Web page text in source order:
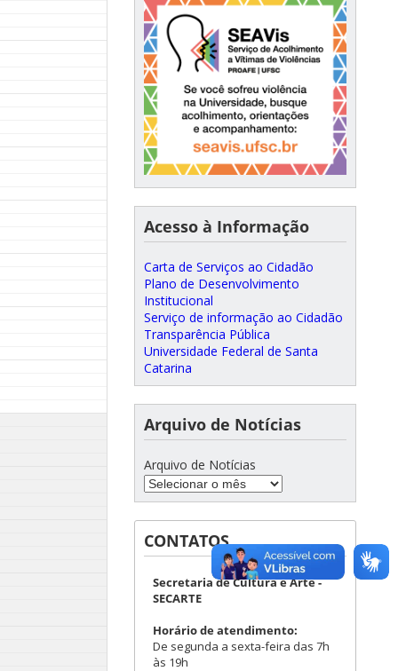
Acesso à Informação
Carta de Serviços ao Cidadão
Plano de Desenvolvimento
Institucional
Serviço de informação ao Cidadão
Transparência Pública
Universidade Federal de Santa
Catarina
Arquivo de Notícias
Arquivo de Notícias
CONTATOS
Secretaria de Cultura e Arte -
SECARTE
Horário de atendimento:
De segunda a sexta-feira das 7h
às 19h